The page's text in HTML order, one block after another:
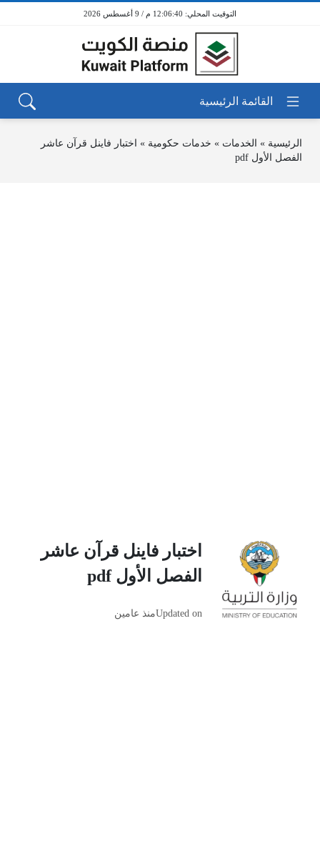
12:06:40 م / 9 أغسطس 2026
الرئيسية » الخدمات » خدمات حكومية » اختبار فاينل قرآن عاشر
الفصل الأول pdf
اختبار فاينل قرآن عاشر
الفصل الأول pdf
Updated onمنذ عامين